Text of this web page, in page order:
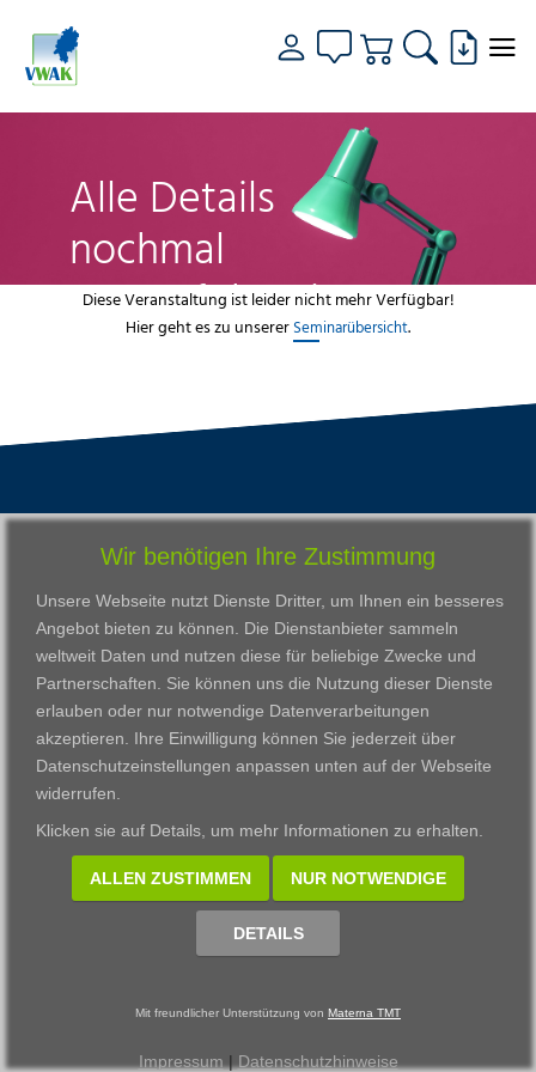
Alle Details
nochmal
genau fokussiert
Diese Veranstaltung ist leider nicht mehr Verfügbar!
Hier geht es zu unserer Seminarübersicht.
VWAK
Karriere
Kontakt
Download
Impressum
Datenschutzerklärung
Standorte
Darmstadt
Frankfurt am Main
Gießen
Kassel
Wiesbaden
Fortbildungszentrum
Bildungsangebot
Ausbildung
Zertifikatslehrgänge
Fortbildung
© 2002 - 2026 Materna TMT GmbH, powered by CARUSO
Wir benötigen Ihre Zustimmung
Unsere Webseite nutzt Dienste Dritter, um Ihnen ein besseres
Angebot bieten zu können. Die Dienstanbieter sammeln
weltweit Daten und nutzen diese für beliebige Zwecke und
Partnerschaften. Sie können uns die Nutzung dieser Dienste
erlauben oder nur notwendige Datenverarbeitungen
akzeptieren. Ihre Einwilligung können Sie jederzeit über
Datenschutzeinstellungen anpassen unten auf der Webseite
widerrufen.
Klicken sie auf Details, um mehr Informationen zu erhalten.
ALLEN ZUSTIMMEN NUR NOTWENDIGE
DETAILS
Mit freundlicher Unterstützung von Materna TMT
Impressum | Datenschutzhinweise